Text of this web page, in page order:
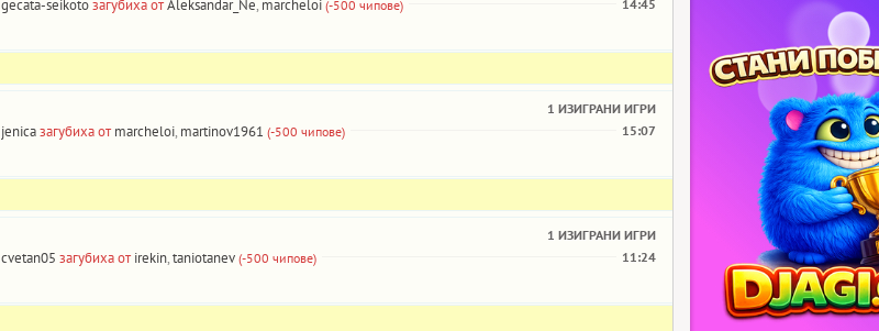
gecata-seikotoзагубиха отAleksandar_Ne, marcheloi (-500 чипове) 14:45
1 ИЗИГРАНИ ИГРИ
jenicaзагубиха от marcheloi, martinov1961 (-500 чипове) 15:07
1 ИЗИГРАНИ ИГРИ
cvetan05 загубиха от irekin,taniotanev (-500 чипове) 11:24